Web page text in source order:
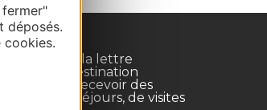
déposés.
vous à la lettre
Destination
pour recevoir des
de séjours, de visites